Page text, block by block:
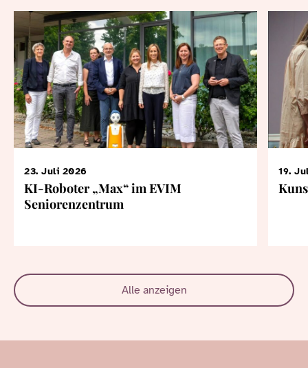
23. Juli 2026
KI-Roboter „Max“ im EVIM
Seniorenzentrum
19.
Alle anzeigen